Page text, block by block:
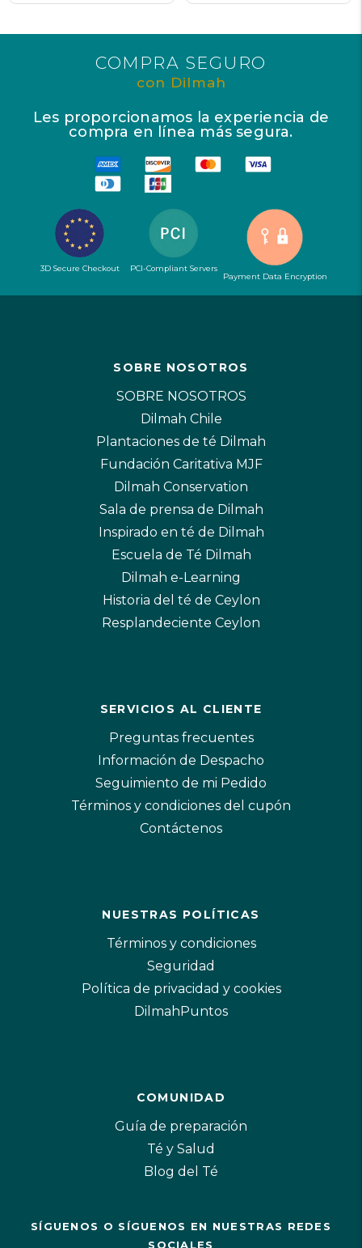
COMPRA SEGURO
con Dilmah
Les proporcionamos la experiencia de
compra en línea más segura.
3D Secure Checkout
PCI-Compliant Servers
Payment Data Encryption
SOBRE NOSOTROS
SOBRE NOSOTROS
Dilmah Chile
Plantaciones de té Dilmah
Fundación Caritativa MJF
Dilmah Conservation
Sala de prensa de Dilmah
Inspirado en té de Dilmah
Escuela de Té Dilmah
Dilmah e-Learning
Historia del té de Ceylon
Resplandeciente Ceylon
SERVICIOS AL CLIENTE
Preguntas frecuentes
Información de Despacho
Seguimiento de mi Pedido
Términos y condiciones del cupón
Contáctenos
NUESTRAS POLÍTICAS
Términos y condiciones
Seguridad
Política de privacidad y cookies
DilmahPuntos
COMUNIDAD
Guía de preparación
Té y Salud
Blog del Té
SÍGUENOS O SÍGUENOS EN NUESTRAS REDES
SOCIALES